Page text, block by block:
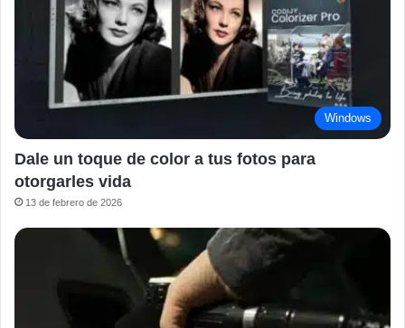
Windows
Dale un toque de color a tus fotos para
otorgarles vida
13 de febrero de 2026